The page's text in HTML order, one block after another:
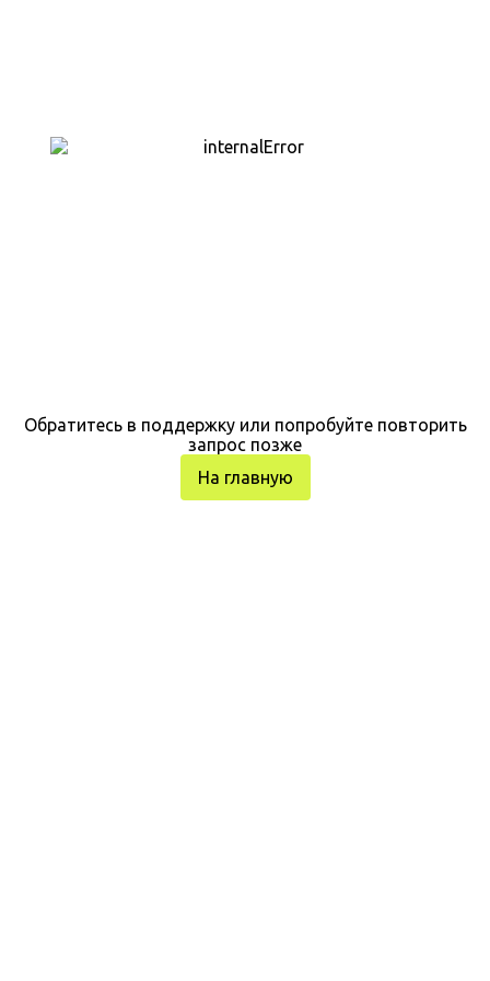
Обратитесь в поддержку или попробуйте повторить
запрос позже
На главную